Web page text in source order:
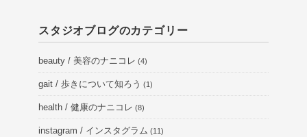
スタジオブログのカテゴリー
beauty / 美容のナニコレ (4)
gait / 歩きについて知ろう (1)
health / 健康のナニコレ (8)
instagram / インスタグラム (11)